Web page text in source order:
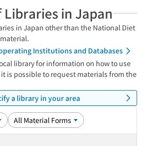
Libraries in Japan
in Japan other than the National Diet
Institutions and Databases
library for information on how to use
is possible to request materials from the
a library in your area